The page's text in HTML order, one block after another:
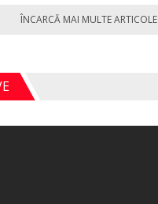
ÎNCARCĂ MAI MULTE ARTICOLE